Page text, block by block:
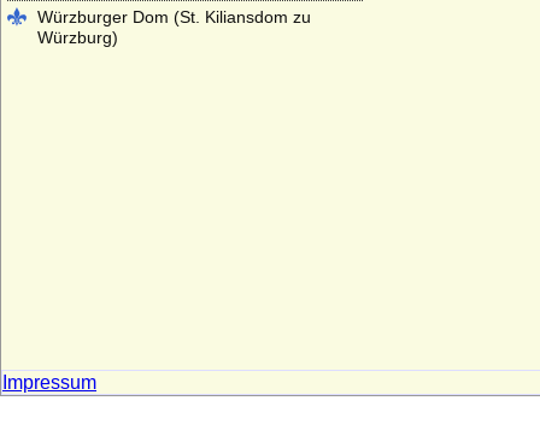
Würzburger Dom (St. Kiliansdom zu
Würzburg)
Impressum